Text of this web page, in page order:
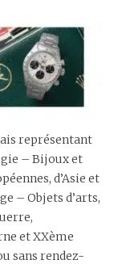
représentant
– Bijoux et
d’Asie et
– Objets d’arts,
et XXème
sans rendez-